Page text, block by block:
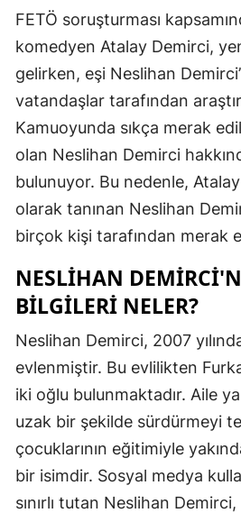
FETÖ soruşturması
komedyen Atalay Demirci,
gelirken, eşi Neslihan
vatandaşlar tarafından
Kamuoyunda sıkça merak
olan Neslihan Demirci
bulunuyor. Bu nedenle,
olarak tanınan Neslihan
birçok kişi tarafından merak
NESLIHAN
BILGILERI NELER?
Neslihan Demirci, 2007
evlenmiştir. Bu evlilikten
iki oğlu bulunmaktadır. Aile
uzak bir şekilde sürdürmeyi
çocuklarının eğitimiyle
bir isimdir. Sosyal medya
sınırlı tutan Neslihan